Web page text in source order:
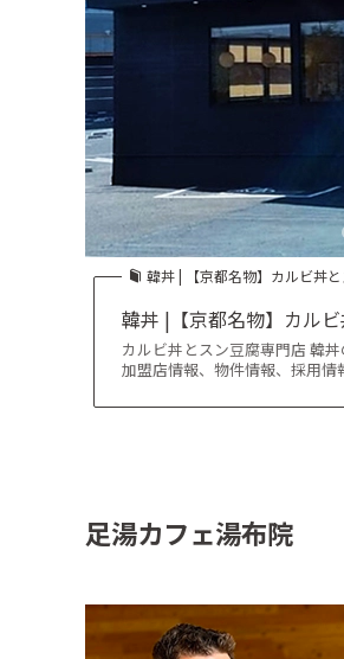
韓丼 | 【京都名物】カルビ丼
韓丼 |【京都名物】カル
カルビ丼とスン豆腐専門店 韓
加盟店情報、物件情報、採用
足湯カフェ湯布院